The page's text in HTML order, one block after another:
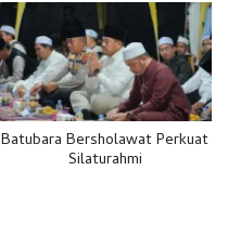
Batubara Bersholawat Perkuat
Silaturahmi